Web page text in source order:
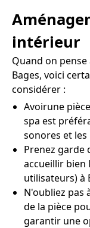
intérieur
Quand on
Bages, voici
considérer :
Avoirune
spa est
sonores et
Prenez garde
accueillir bien
utilisateurs) à
N'oubliez pas
de la pièce
garantir une